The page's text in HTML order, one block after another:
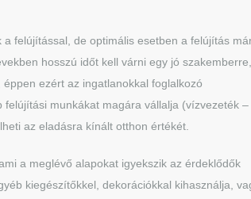
felújítással, de optimális esetben a felújítás
hosszú időt kell várni egy jó szakemberre,
ezért az ingatlanokkal foglalkozó
munkákat magára vállalja (vízvezeték –
az eladásra kínált otthon értékét.
a meglévő alapokat igyekszik az érdeklődők
kiegészítőkkel, dekorációkkal kihasználja,